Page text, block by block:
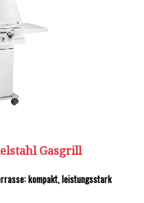
Gasgrill
kompakt, leistungsstark